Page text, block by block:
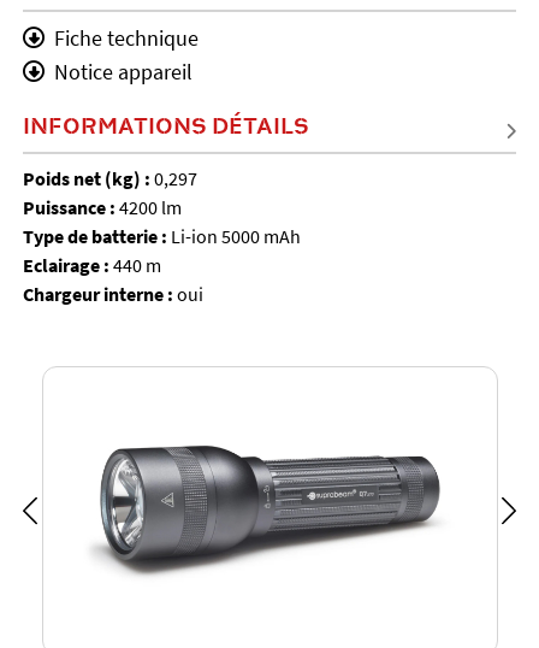
Fiche technique
Notice appareil
INFORMATIONS DÉTAILS
Poids net (kg) : 0,297
Puissance : 4200 lm
Type de batterie : Li-ion 5000 mAh
Eclairage : 440 m
Chargeur interne : oui